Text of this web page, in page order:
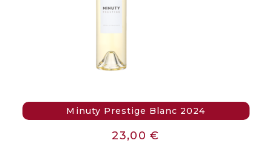
Minuty Prestige Blanc 2024
23,00€